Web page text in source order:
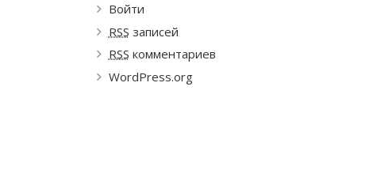
Войти
RSS записей
RSS комментариев
WordPress.org